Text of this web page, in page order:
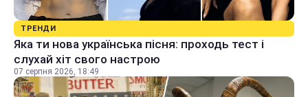
ТРЕНДИ
Яка ти нова українська пісня: проходь тест і
слухай хіт свого настрою
07 серпня 2026, 18:49